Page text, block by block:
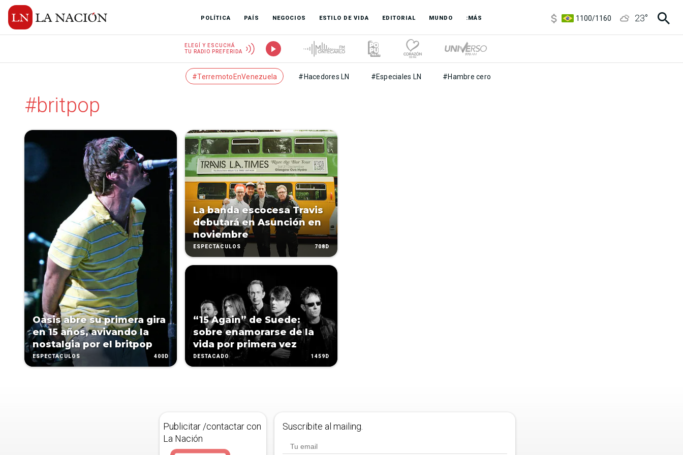
POLÍTICA PAÍS NEGOCIOS ESTILO DE VIDA EDITORIAL MUNDO :MÁS
1100/1160
23°
ELEGÍ Y ESCUCHÁ
TU RADIO PREFERIDA
#TerremotoEnVenezuela #Hacedores LN #Especiales LN #Hambre cero
#britpop
Oasis abre su primera gira
en 15 años, avivando la
nostalgia por el britpop
ESPECTÁCULOS 400D
La banda escocesa Travis
debutará en Asunción en
noviembre
ESPECTÁCULOS 708D
“15 Again” de Suede:
sobre enamorarse de la
vida por primera vez
DESTACADO 1459D
Publicitar /contactar con
La Nación
Suscribite al mailing.